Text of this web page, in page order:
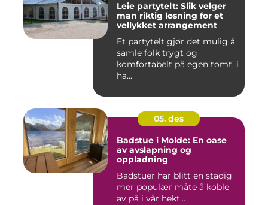
Leie partytelt: Slik velger
man riktig løsning for et
vellykket arrangement
Et partytelt gjør det mulig å
samle folk trygt og
komfortabelt på egen tomt, i
ha...
05. des
Badstue i Molde: En oase
av avslapning og
oppladning
Badstuer har blitt en stadig
mer populær måte å koble
av på i vår hekt...